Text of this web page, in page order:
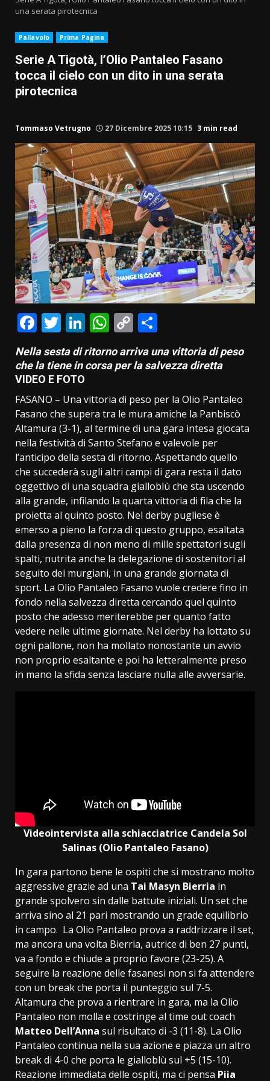
una serata pirotecnica
Pallavolo Prima Pagina
Serie A Tigotà, l’Olio Pantaleo Fasano
tocca il cielo con un dito in una serata
pirotecnica
Tommaso Vetrugno 27 Dicembre 2025 10:15 3 min read
Facebook
Twitter
LinkedIn
WhatsApp
Copy
Link
Nella sesta di ritorno arriva una vittoria di peso
che la tiene in corsa per la salvezza diretta
VIDEO E FOTO
FASANO – Una vittoria di peso per la Olio Pantaleo
Fasano che supera tra le mura amiche la Panbiscò
Altamura (3-1), al termine di una gara intesa giocata
nella festività di Santo Stefano e valevole per
l’anticipo della sesta di ritorno. Aspettando quello
che succederà sugli altri campi di gara resta il dato
oggettivo di una squadra gialloblù che sta uscendo
alla grande, infilando la quarta vittoria di fila che la
proietta al quinto posto. Nel derby pugliese è
emerso a pieno la forza di questo gruppo, esaltata
dalla presenza di non meno di mille spettatori sugli
spalti, nutrita anche la delegazione di sostenitori al
seguito dei murgiani, in una grande giornata di
sport. La Olio Pantaleo Fasano vuole credere fino in
fondo nella salvezza diretta cercando quel quinto
posto che adesso meriterebbe per quanto fatto
vedere nelle ultime giornate. Nel derby ha lottato su
ogni pallone, non ha mollato nonostante un avvio
non proprio esaltante e poi ha letteralmente preso
in mano la sfida senza lasciare nulla alle avversarie.
Videointervista alla schiacciatrice Candela Sol
Salinas (Olio Pantaleo Fasano)
In gara partono bene le ospiti che si mostrano molto
aggressive grazie ad una Tai Masyn Bierria in
grande spolvero sin dalle battute iniziali. Un set che
arriva sino al 21 pari mostrando un grade equilibrio
in campo. La Olio Pantaleo prova a raddrizzare il set,
ma ancora una volta Bierria, autrice di ben 27 punti,
va a fondo e chiude a proprio favore (23-25). A
seguire la reazione delle fasanesi non si fa attendere
con un break che porta il punteggio sul 7-5.
Altamura che prova a rientrare in gara, ma la Olio
Pantaleo non molla e costringe al time out coach
Matteo Dell’Anna sul risultato di -3 (11-8). La Olio
Pantaleo continua nella sua azione e piazza un altro
break di 4-0 che porta le gialloblù sul +5 (15-10).
Reazione immediata delle ospiti, ma ci pensa Piia